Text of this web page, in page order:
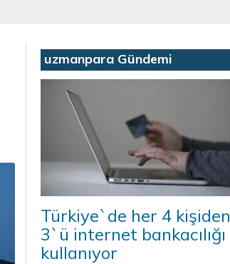
uzmanpara Gündemi
Türkiye`de her 4 kişiden
3`ü internet bankacılığı
kullanıyor